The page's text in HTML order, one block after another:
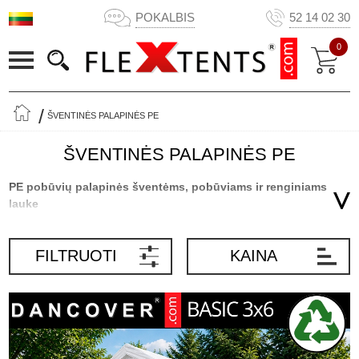
POKALBIS 52 14 02 30
0
ŠVENTINĖS PALAPINĖS PE
ŠVENTINĖS PALAPINĖS PE
PE pobūvių palapinės šventėms, pobūviams ir renginiams
lauke
sprendimas, kai reikia dengtos erdvės šventei, šeimos pobūviui ar
renginiui lauke. Nesvarbu, ar planuojate gimtadienį, sutvirtinimo
mokyklos renginį, bendruomenės veiklą ar įmonės renginį, PE
pobūvių palapinė padeda sukurti apsaugotą erdvę, kurioje svečiai
gali mėgautis proga apsaugoti nuo tiesioginės saulės ir lengvo
lietaus.
FILTRUOTI KAINA